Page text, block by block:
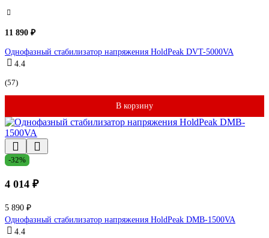
11 890 ₽
Однофазный стабилизатор напряжения HoldPeak DVT-5000VA
4.4
(57)
В корзину
-32%
4 014 ₽
5 890 ₽
Однофазный стабилизатор напряжения HoldPeak DMB-1500VA
4.4